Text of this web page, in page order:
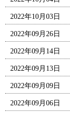
2022年10月03日
2022年09月26日
2022年09月14日
2022年09月13日
2022年09月09日
2022年09月06日